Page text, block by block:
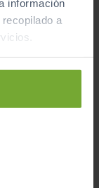
información
a